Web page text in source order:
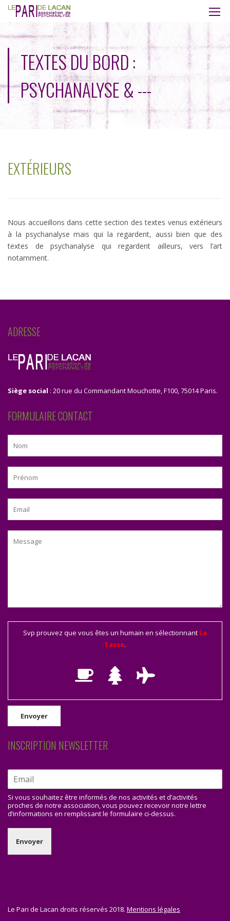
TEXTES DU BORD :
PSYCHANALYSE & ---
EXTÉRIEURS
Nous accueillons dans cette section des textes venus extérieurs
à la psychanalyse mais qui la regardent, aussi bien que des
textes de psychanalyse qui regardent ailleurs, vers l’art
notamment.
ADRESSE
Siège social : 20 rue du Commandant Mouchotte, F100, 75014 Paris.
FORMULAIRE CONTACT
Svp prouvez que vous êtes un humain en sélectionnant La
Tasse.
INSCRIPTION NEWSLETTER
Si vous souhaitez être informés de nos activités et d’activités
proches de notre association, vous pouvez recevoir notre lettre
d’informations en remplissant le formulaire ci-dessus.
Envoyer
Le Pari de Lacan droits réservés 2018. Mentions légales